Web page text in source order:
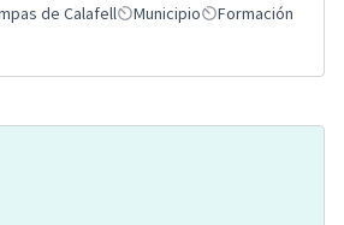
de Calafell Municipio
Formación